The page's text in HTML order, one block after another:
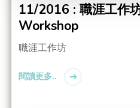
11/2016 : 職涯工作
Workshop
職涯工作坊
閱讀更多..